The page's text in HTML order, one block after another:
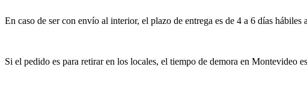
En caso de ser con envío al interior, el plazo de entrega es de 4 a 6 días hábiles
Si el pedido es para retirar en los locales, el tiempo de demora en Montevideo